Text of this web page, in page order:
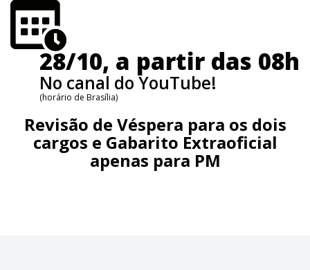
28/10, a partir das 08h
No canal do YouTube!
(horário de Brasília)
Revisão de Véspera para os dois
cargos e Gabarito Extraoficial
apenas para PM